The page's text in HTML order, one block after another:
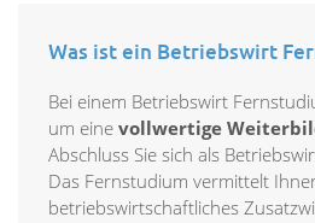
Was ist ein Betriebswirt
Bei einem Betriebswirt
um eine vollwertige
Abschluss Sie sich als
Das Fernstudium vermittelt
betriebswirtschaftliches